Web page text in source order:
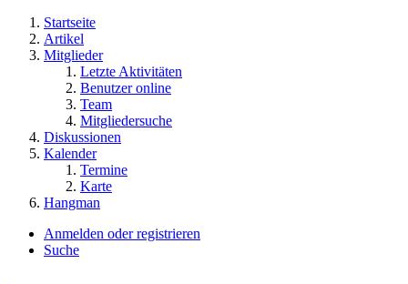
Startseite
Artikel
Mitglieder
Letzte Aktivitäten
Benutzer online
Team
Mitgliedersuche
Diskussionen
Kalender
Termine
Karte
Hangman
Anmelden oder registrieren
Suche